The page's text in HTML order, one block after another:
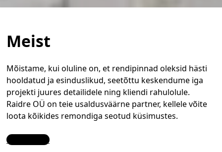
Meist
Mõistame, kui oluline on, et rendipinnad oleksid hästi
hooldatud ja esinduslikud, seetõttu keskendume iga
projekti juures detailidele ning kliendi rahulolule.
Raidre OÜ on teie usaldusväärne partner, kellele võite
loota kõikides remondiga seotud küsimustes.
Contact Us